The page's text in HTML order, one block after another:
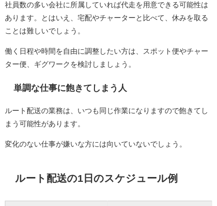
社員数の多い会社に所属していれば代走を用意できる可能性は
あります。とはいえ、宅配やチャーターと比べて、休みを取る
ことは難しいでしょう。
働く日程や時間を自由に調整したい方は、スポット便やチャー
ター便、ギグワークを検討しましょう。
単調な仕事に飽きてしまう人
ルート配送の業務は、いつも同じ作業になりますので飽きてし
まう可能性があります。
変化のない仕事が嫌いな方には向いていないでしょう。
ルート配送の1日のスケジュール例